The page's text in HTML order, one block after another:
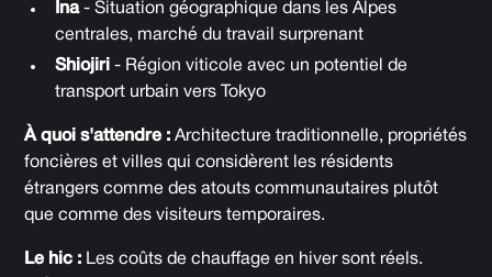
Ina- Situation géographique dans les Alpes
centrales, marché du travail surprenant
Shiojiri - Région viticole avec un potentiel de
transport urbain vers Tokyo
À quoi s'attendre : Architecture traditionnelle, propriétés
foncières et villes qui considèrent les résidents
étrangers comme des atouts communautaires plutôt
que comme des visiteurs temporaires.
Le hic : Les coûts de chauffage en hiver sont réels.